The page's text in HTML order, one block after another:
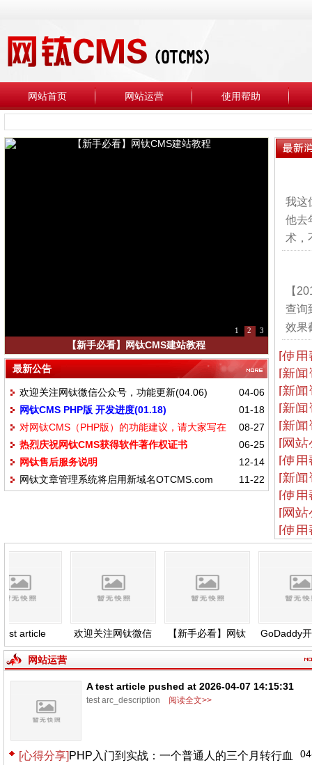
网站首页 网站运营 使用帮助
1 2 3
利用网钛FTP数据备份助手定期备份整个网站
最新公告
04-06
欢迎关注网钛微信公众号，功能更新(04.06)
01-18
网钛CMS PHP版 开发进度(01.18)
08-27
对网钛CMS（PHP版）的功能建议，请大家写在
这里
06-25
热烈庆祝网钛CMS获得软件著作权证书
12-14
网钛售后服务说明
11-22
网钛文章管理系统将启用新域名OTCMS.com
我这
他去
术，
【
查询
效果
[使
[新
[新
[新
[新
[网
[使
[新
[使
[网
[使
article
at 2026-
14:15:31
欢迎关注网钛微信
公众号，功能更新
【新手必看】网钛
CMS建站教程
GoDaddy开
中文网站
网站运营
A test article pushed at 2026-04-07 14:15:31
test arc_description 阅读全文>>
[心得分享]PHP入门到实战：一个普通人的三个月转行血